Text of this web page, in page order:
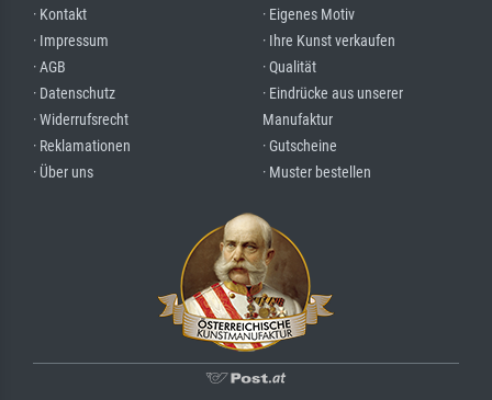
· Kontakt
· Impressum
· AGB
· Datenschutz
· Widerrufsrecht
· Reklamationen
· Über uns
· Eigenes Motiv
· Ihre Kunst verkaufen
· Qualität
· Eindrücke aus unserer
Manufaktur
· Gutscheine
· Muster bestellen